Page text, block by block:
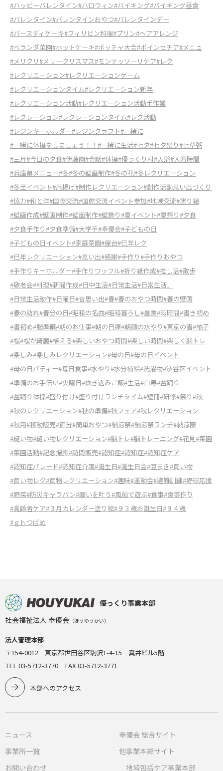
#ハッピーバレンタイン#ハロウィン#バイキング#バイキング昼食
#バレンタイン#バレンタインおやつ#バレンタインデー
#バースディケーキ#フィリピン料理#プリン#ヘアアレンジ
#ベランダ菜園#ホットケーキ#ボッチャ大会#ポインセチア#メニュ
#メリクリ#メリークリスマス#モンテッソーリケア#レク
#レクリエーション#レクリエーションゲーム
#レクリエーションタイム#レクリエーション新年
#レクリエーション活動#レクリエーション活動手作業
#レクレーション#レクレーションタイム#レク活動
#レジンキーホルダー#レジンクラフト#一緒に
#一緒に体操をしましょう！！ #一緒に生活#七夕#七夕祭り#七草粥
#三月#今日の夕食#伊藤園#会話#体操#優っくり村#入浴#入浴時間
#兵庫県メニュー#冬#冬の壁画制作#冬の花#冬レクリエーション
#冬至イベント#凧揚げ#制作レクリエーション#創作活動思い出づくり
#協力#和と洋#国際交流#国際交流イベント参加#地域交流#塗り絵
#壁画作成#壁画制作#壁面制作#壁飾り#夏イベント#夏祭り#夕食
#夕食手作り#夕食準備#大学芋#奉優会#子どもの日
#子どもの日イベント#家庭菜園#屋台#巳年レク
#巳年レクリエーション#思い出#感謝#手作り#手作りおやつ
#手作りキーホルダー#手作りワッフル#折り紙作成#推し活#散歩
#敬老会#料理#新聞作成#日中生活#日常生活#日常生活」
#日常生活動作#日曜日#昔思い出#春#春のおやつ時間#春の壁画
#春の訪れ#春分の日#昭和の名曲#昭和暮らし#昼食#暇時間#書き初め
#書初め#服準備#朝のお仕事#朝の日課#朝顔の水やり#東京の雪#柚子
#桜#桜が綺麗#植える#楽しいおやつ時間#楽しい時間#楽しく脳トレ
#楽しみ#楽しみレクリエーション#母の日#母の日イベント
#母の日パティー#毎日食事#水やり#水分補給#洗濯物#渋谷区イベント
#準備のお手伝い#火曜日#炊き込みご飯#生活#白寿#盆踊り
#盆踊り体操#盛り付け#盛り付けランチタイム#短冊#研修#祭り#秋
#秋のレクリエーション#秋の準備#秋フェア#秋レクリエーション
#秋用#移動販売#節分#簡単おやつ#納涼祭#納涼祭ランチ#納涼際
#縫い物#縫い物レクリエーション#脳トレ#脳トレーニング#花見#菜園
#菜園活動#記念撮影#訪問販売#認知症#認知症#認知症ケア
#認知症パレード#認知症介護#誕生日#誕生日会#豆まき#買い物
#買い物レク#買物レクリエーション#趣味#運動会#避難訓練#野球応援
#野菜#防災キャラバン#願いを叶う#風船で遊ぶ#食事#食事作り
#高齢者ケア#３月カレンダー塗り絵#９３歳お誕生日#９４歳
#ｇｈつばめ
優っくり事業本部
社会福祉法人 奉優会 （ほうゆうかい）
法人管理本部
〒154-0012 東京都世田谷区駒沢1-4-15 真井ビル5階
TEL 03-5712-3770 FAX 03-5712-3771
本部へのアクセス
ニュース
事業所一覧
お問い合わせ
奉優会 総合サイト
他事業本部サイト
地域包括ケア事業本部